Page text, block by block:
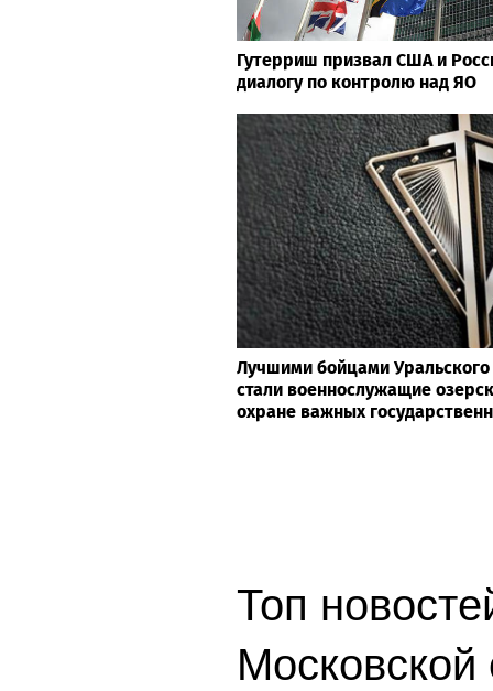
Гутерриш призвал США и
диалогу по контролю над ЯО
Лучшими бойцами Уральского
стали военнослужащие
охране важных
Топ
Московской